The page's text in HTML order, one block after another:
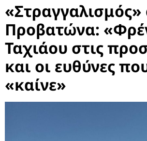
«Στραγγαλισμός»
Προβατώνα:
Ταχιάου στις
και οι ευθύνες
«καίνε»